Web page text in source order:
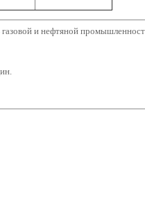
и нефтяной